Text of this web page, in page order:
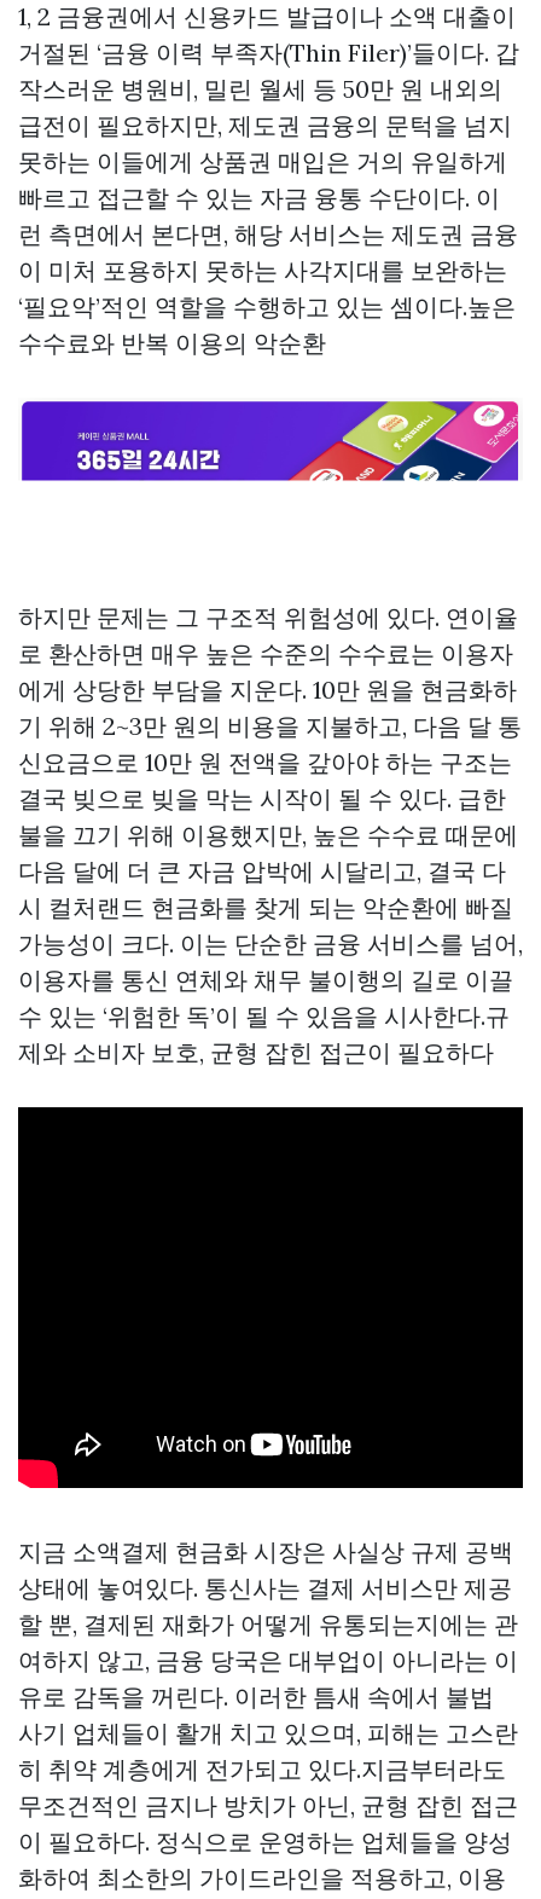
1, 2 금융권에서 신용카드 발급이나 소액 대출이
거절된 ‘금융 이력 부족자(Thin Filer)’들이다. 갑
작스러운 병원비, 밀린 월세 등 50만 원 내외의
급전이 필요하지만, 제도권 금융의 문턱을 넘지
못하는 이들에게 상품권 매입은 거의 유일하게
빠르고 접근할 수 있는 자금 융통 수단이다. 이
런 측면에서 본다면, 해당 서비스는 제도권 금융
이 미처 포용하지 못하는 사각지대를 보완하는
‘필요악’적인 역할을 수행하고 있는 셈이다.높은
수수료와 반복 이용의 악순환
하지만 문제는 그 구조적 위험성에 있다. 연이율
로 환산하면 매우 높은 수준의 수수료는 이용자
에게 상당한 부담을 지운다. 10만 원을 현금화하
기 위해 2~3만 원의 비용을 지불하고, 다음 달 통
신요금으로 10만 원 전액을 갚아야 하는 구조는
결국 빚으로 빚을 막는 시작이 될 수 있다. 급한
불을 끄기 위해 이용했지만, 높은 수수료 때문에
다음 달에 더 큰 자금 압박에 시달리고, 결국 다
시 컬처랜드 현금화를 찾게 되는 악순환에 빠질
가능성이 크다. 이는 단순한 금융 서비스를 넘어,
이용자를 통신 연체와 채무 불이행의 길로 이끌
수 있는 ‘위험한 독’이 될 수 있음을 시사한다.규
제와 소비자 보호, 균형 잡힌 접근이 필요하다
지금 소액결제 현금화 시장은 사실상 규제 공백
상태에 놓여있다. 통신사는 결제 서비스만 제공
할 뿐, 결제된 재화가 어떻게 유통되는지에는 관
여하지 않고, 금융 당국은 대부업이 아니라는 이
유로 감독을 꺼린다. 이러한 틈새 속에서 불법
사기 업체들이 활개 치고 있으며, 피해는 고스란
히 취약 계층에게 전가되고 있다.지금부터라도
무조건적인 금지나 방치가 아닌, 균형 잡힌 접근
이 필요하다. 정식으로 운영하는 업체들을 양성
화하여 최소한의 가이드라인을 적용하고, 이용